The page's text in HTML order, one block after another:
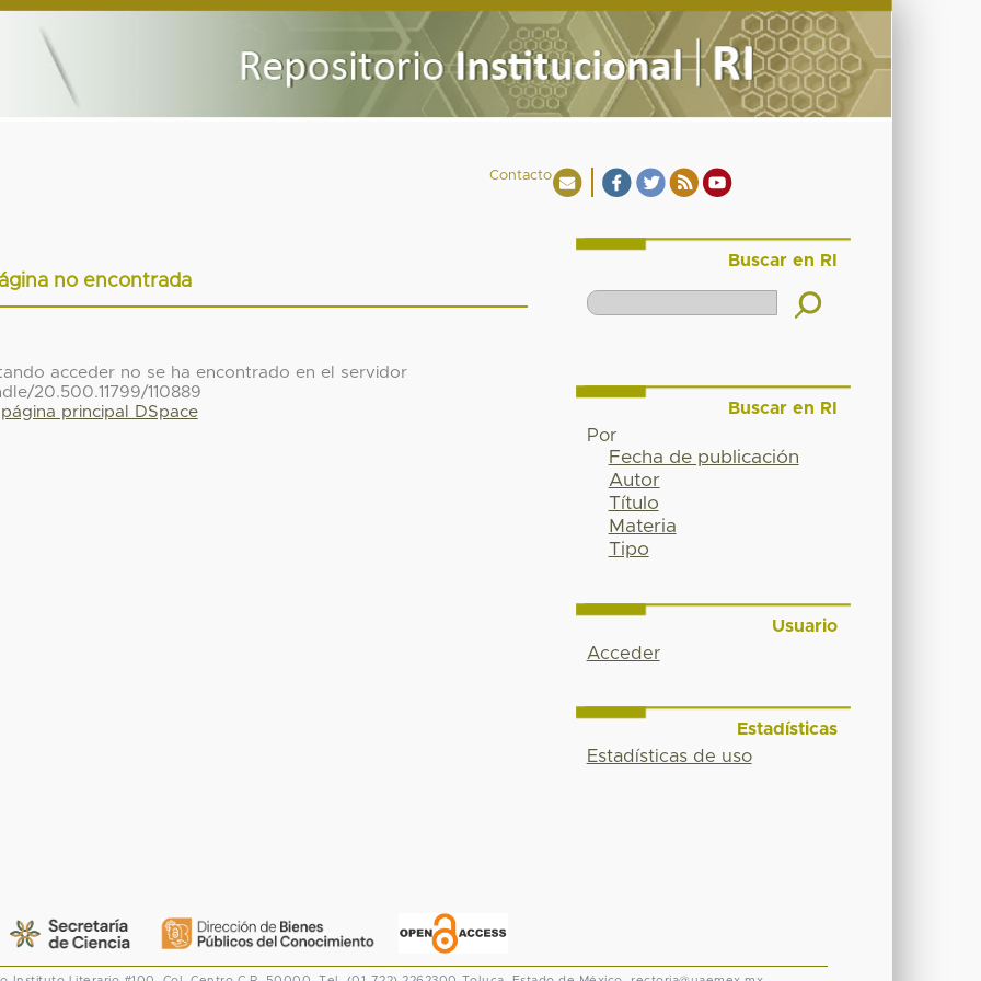
Contacto
no encontrada
acceder no se ha encontrado en el servidor
20.500.11799/110889
página principal DSpace
Buscar en RI
Buscar en RI
Por
Fecha de publicación
Autor
Título
Materia
Tipo
Usuario
Acceder
Estadísticas
Estadísticas de uso